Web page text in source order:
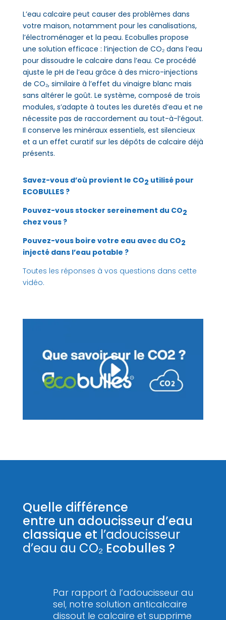
L’eau calcaire peut causer des problèmes dans
votre maison, notamment pour les canalisations,
l’électroménager et la peau. Ecobulles propose
une solution efficace : l’injection de CO₂ dans l’eau
pour dissoudre le calcaire dans l’eau. Ce procédé
ajuste le pH de l’eau grâce à des micro-injections
de CO₂, similaire à l’effet du vinaigre blanc mais
sans altérer le goût. Le système, composé de trois
modules, s’adapte à toutes les duretés d’eau et ne
nécessite pas de raccordement au tout-à-l’égout.
Il conserve les minéraux essentiels, est silencieux
et a un effet curatif sur les dépôts de calcaire déjà
présents.
Savez-vous d’où provient le CO2 utilisé pour
ECOBULLES ?
Pouvez-vous stocker sereinement du CO2
chez vous ?
Pouvez-vous boire votre eau avec du CO2
injecté dans l’eau potable ?
Toutes les réponses à vos questions dans cette
vidéo.
Quelle différence
entre un adoucisseur d’eau
classique et l’adoucisseur
d’eau au CO₂ Ecobulles ?
Par rapport à l’adoucisseur au
sel, notre solution anticalcaire
dissout le calcaire et supprime